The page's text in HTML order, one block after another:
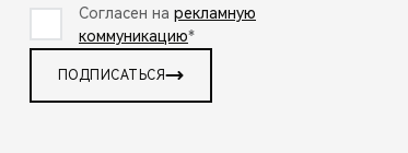
Согласен на рекламную
коммуникацию*
ПОДПИСАТЬСЯ